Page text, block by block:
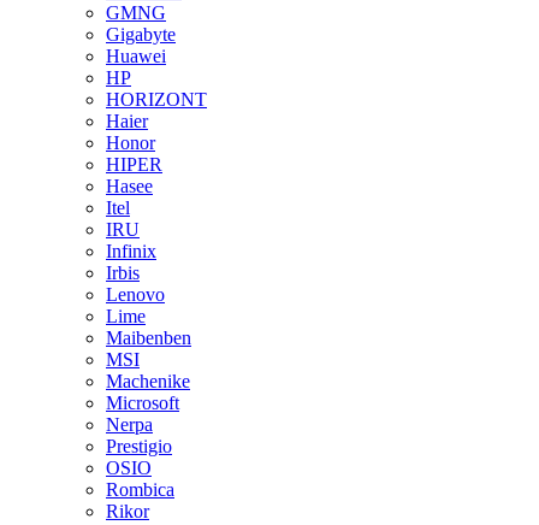
GMNG
Gigabyte
Huawei
HP
HORIZONT
Haier
Honor
HIPER
Hasee
Itel
IRU
Infinix
Irbis
Lenovo
Lime
Maibenben
MSI
Machenike
Microsoft
Nerpa
Prestigio
OSIO
Rombica
Rikor